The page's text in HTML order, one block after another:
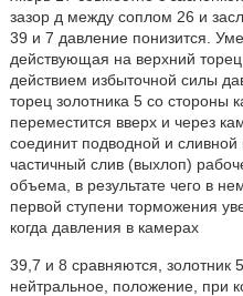
зазор д между соплом 26 и
39 и 7 давление понизится.
действующая на верхний
действием избыточной силы
торец золотника 5 со стороны
переместится вверх и через
соединит подводной и
частичный слив (выхлоп)
объема, в результате чего в
первой ступени торможения
когда давления в камерах
39,7 и 8 сравняются, золотник
нейтральное, положение, при